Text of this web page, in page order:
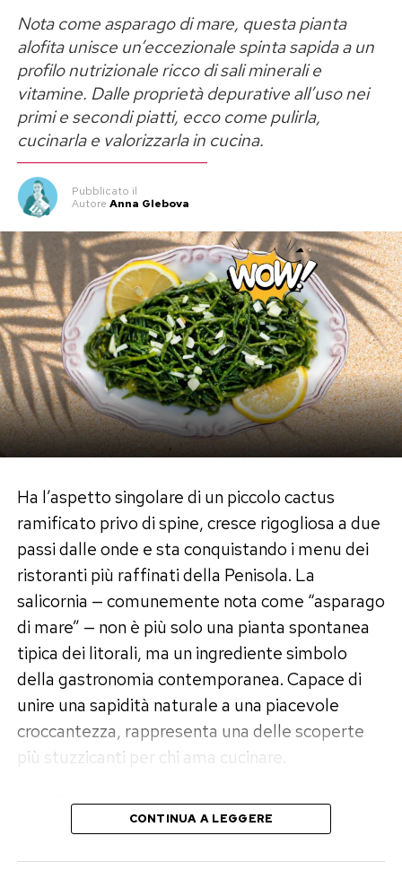
Nota come asparago di mare, questa pianta
alofita unisce un’eccezionale spinta sapida a un
profilo nutrizionale ricco di sali minerali e
vitamine. Dalle proprietà depurative all’uso nei
primi e secondi piatti, ecco come pulirla,
cucinarla e valorizzarla in cucina.
Pubblicato il
Autore Anna Glebova
Ha l’aspetto singolare di un piccolo cactus
ramificato privo di spine, cresce rigogliosa a due
passi dalle onde e sta conquistando i menu dei
ristoranti più raffinati della Penisola. La
salicornia — comunemente nota come “asparago
di mare” — non è più solo una pianta spontanea
tipica dei litorali, ma un ingrediente simbolo
della gastronomia contemporanea. Capace di
unire una sapidità naturale a una piacevole
croccantezza, rappresenta una delle scoperte
più stuzzicanti per chi ama cucinare.
Cos’è l’asparago di mare e dove
cresce
CONTINUA A LEGGERE